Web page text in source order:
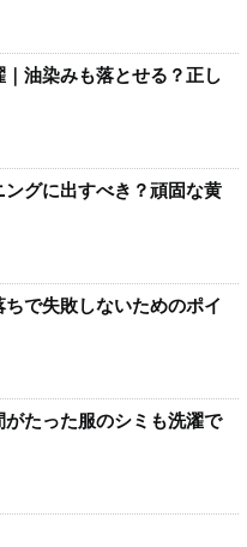
油染みも落とせる？正し
グに出すべき？頑固な黄
で失敗しないためのポイ
たった服のシミも洗濯で